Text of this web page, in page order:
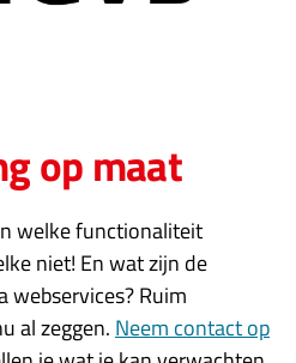
op maat
welke functionaliteit
niet! En wat zijn de
webservices? Ruim
al zeggen. Neem contact op